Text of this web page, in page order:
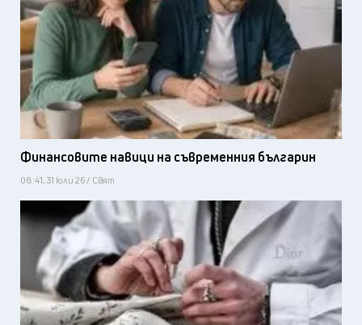
Финансовите навици на съвременния българин
08:41, 31 юли 26 / Свят